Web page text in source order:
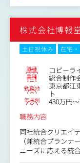
・インタビュー記
株式会社博報
土日祝休み 在宅
職種 コピーラ
業種 総合制作
勤務地
東京都江
ト
年収例
430万円
職務内容
同社統合クリエイ
（兼統合プラン
ニーズに応える統